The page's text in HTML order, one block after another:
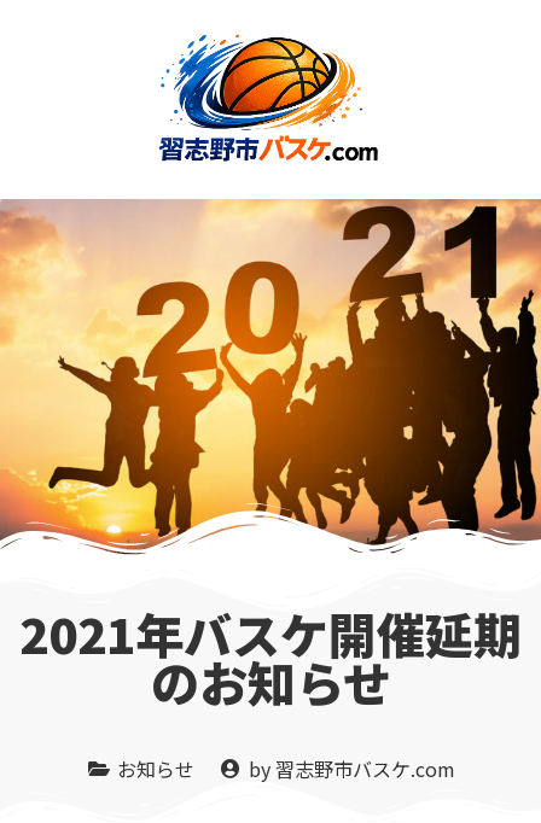
2021年バスケ開催延期
のお知らせ
お知らせ by習志野市バスケ.com